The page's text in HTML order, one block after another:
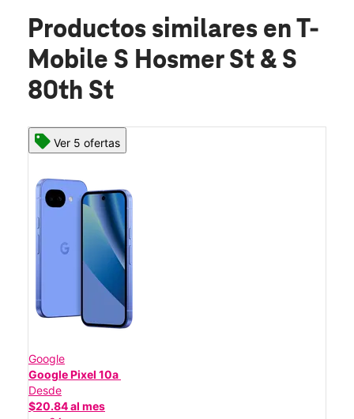
Productos similares en T-
Mobile S Hosmer St & S
80th St
Ver 5 ofertas
Google
Google Pixel 10a
Desde
$20.84 al mes